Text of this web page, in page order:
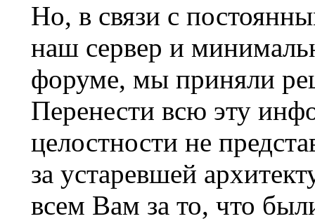
Но, в связи с
наш сервер и
форуме, мы приняли
Перенести всю эту
целостности не
за устаревшей
всем Вам за то, что